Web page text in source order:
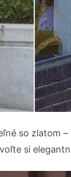
so zlatom
si